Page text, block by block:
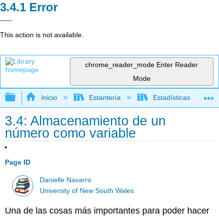
Error
This action is not available.
chrome_reader_mode Enter Reader
Mode
Expandir/contraer jerarquía global
Inicio Estantería Estadísticas
3.4: Almacenamiento de un
número como variable
Page ID
Danielle Navarro
University of New South Wales
Una de las cosas más importantes para poder hacer